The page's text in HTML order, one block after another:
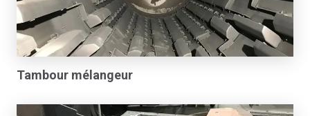
Tambour mélangeur